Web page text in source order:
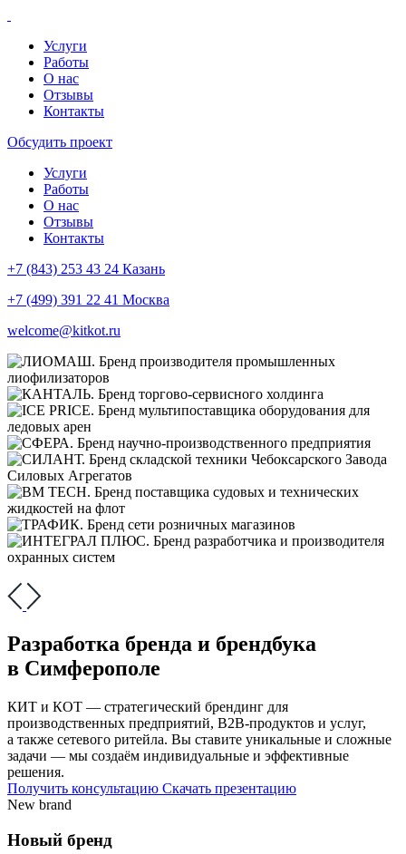
Услуги
Работы
О нас
Отзывы
Контакты
Обсудить проект
Услуги
Работы
О нас
Отзывы
Контакты
+7 (843) 253 43 24 Казань
+7 (499) 391 22 41 Москва
welcome@kitkot.ru
Разработка бренда и брендбука
в Симферополе
КИТ и КОТ — стратегический брендинг для
производственных предприятий, В2В-продуктов и услуг,
а также сетевого ритейла. Вы ставите уникальные и сложные
задачи — мы создаём индивидуальные и эффективные
решения.
Получить консультацию Скачать презентацию
New brand
Новый бренд